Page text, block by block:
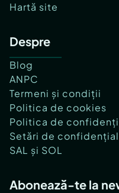
Hartă site
Despre
Blog
ANPC
Termeni și condiții
Politica de cookies
Politica de
Setări de
SAL și SOL
Abonează-te la